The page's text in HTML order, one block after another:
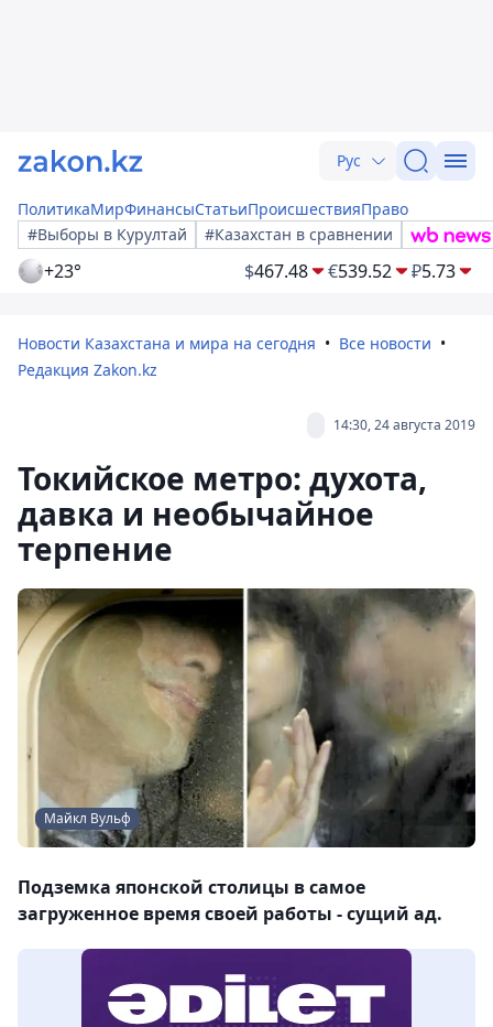
Рус
ПолитикаМирФинансыСтатьиПроисшествияПраво
#Выборы в Курултай
#Казахстан в сравнении
+23° $467.48 €539.52 ₽5.73
Новости Казахстана и мира на сегодня
Все новости
Редакция Zakon.kz
14:30, 24 августа 2019
Токийское метро: духота,
давка и необычайное
терпение
Майкл Вульф
Подземка японской столицы в самое
загруженное время своей работы - сущий ад.